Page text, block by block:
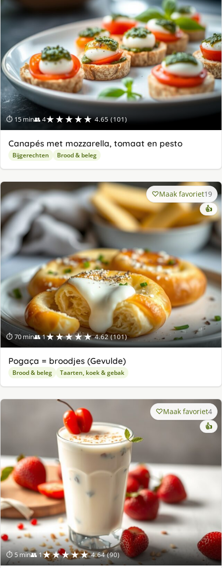
⏱ 15 min👥 4★★★★★ 4.65 (101)
Canapés met mozzarella, tomaat en pesto
Bijgerechten Brood & beleg
⏱ 70 min👥 1★★★★★ 4.62 (101)
Maak favoriet19
👍
Pogaça = broodjes (Gevulde)
Brood & beleg Taarten, koek & gebak
⏱ 5 min👥 1★★★★★ 4.64 (90)
Maak favoriet4
👍